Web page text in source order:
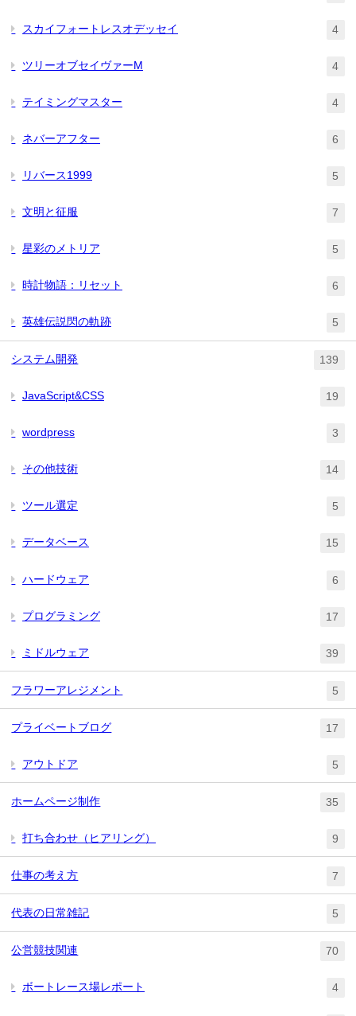
スカイフォートレスオデッセイ 4
ツリーオブセイヴァーM 4
テイミングマスター 4
ネバーアフター 6
リバース1999 5
文明と征服 7
星彩のメトリア 5
時計物語：リセット 6
英雄伝説閃の軌跡 5
システム開発 139
JavaScript&CSS 19
wordpress 3
その他技術 14
ツール選定 5
データベース 15
ハードウェア 6
プログラミング 17
ミドルウェア 39
フラワーアレジメント 5
プライベートブログ 17
アウトドア 5
ホームページ制作 35
打ち合わせ（ヒアリング） 9
仕事の考え方 7
代表の日常雑記 5
公営競技関連 70
ボートレース場レポート 4